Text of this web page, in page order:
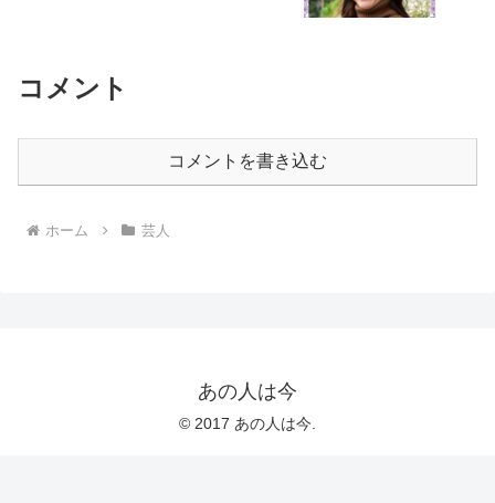
コメント
コメントを書き込む
ホーム 芸人
あの人は今
© 2017 あの人は今.